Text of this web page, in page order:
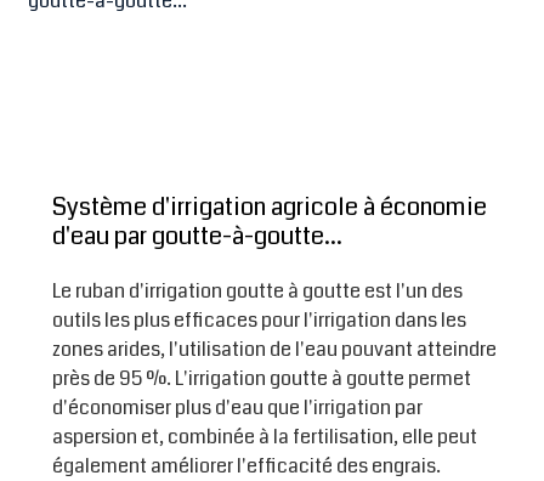
Système d'irrigation agricole à économie
d'eau par goutte-à-goutte...
Le ruban d'irrigation goutte à goutte est l'un des
outils les plus efficaces pour l'irrigation dans les
zones arides, l'utilisation de l'eau pouvant atteindre
près de 95 %. L'irrigation goutte à goutte permet
d'économiser plus d'eau que l'irrigation par
aspersion et, combinée à la fertilisation, elle peut
également améliorer l'efficacité des engrais.